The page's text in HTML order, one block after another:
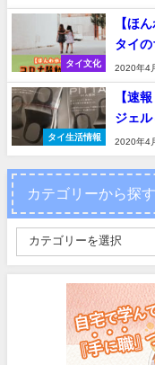
タイ文化
【ほ
タイ
2020年4
タイ生活情報
【速
ジェル
2020年4
カテゴリーから探す